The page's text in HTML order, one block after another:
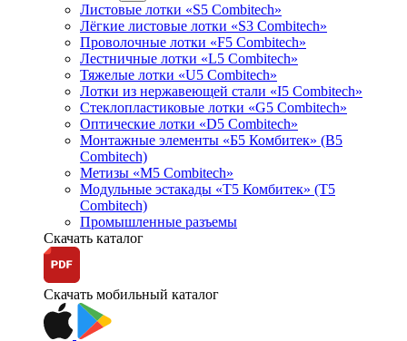
Листовые лотки «S5 Combitech»
Лёгкие листовые лотки «S3 Combitech»
Проволочные лотки «F5 Combitech»
Лестничные лотки «L5 Combitech»
Тяжелые лотки «U5 Combitech»
Лотки из нержавеющей стали «I5 Combitech»
Стеклопластиковые лотки «G5 Combitech»
Оптические лотки «D5 Combitech»
Монтажные элементы «Б5 Комбитек» (B5
Combitech)
Метизы «M5 Combitech»
Модульные эстакады «Т5 Комбитек» (T5
Combitech)
Промышленные разъемы
Скачать каталог
Скачать мобильный каталог